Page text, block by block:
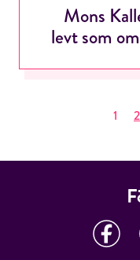
Mons
levt som
1 2